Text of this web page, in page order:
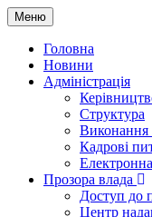
Меню
Головна
Новини
Адміністрація
Структура
Кадрові
Прозора влада
Доступ до
Центр